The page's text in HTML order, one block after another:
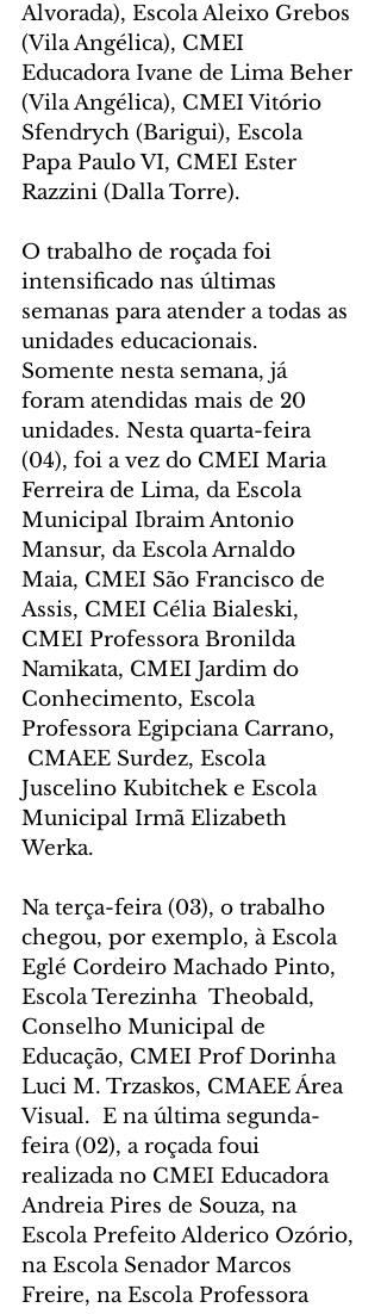
Alvorada), Escola Aleixo Grebos
(Vila Angélica), CMEI
Educadora Ivane de Lima Beher
(Vila Angélica), CMEI Vitório
Sfendrych (Barigui), Escola
Papa Paulo VI, CMEI Ester
Razzini (Dalla Torre).
O trabalho de roçada foi
intensificado nas últimas
semanas para atender a todas as
unidades educacionais.
Somente nesta semana, já
foram atendidas mais de 20
unidades. Nesta quarta-feira
(04), foi a vez do CMEI Maria
Ferreira de Lima, da Escola
Municipal Ibraim Antonio
Mansur, da Escola Arnaldo
Maia, CMEI São Francisco de
Assis, CMEI Célia Bialeski,
CMEI Professora Bronilda
Namikata, CMEI Jardim do
Conhecimento, Escola
Professora Egipciana Carrano,
CMAEE Surdez, Escola
Juscelino Kubitchek e Escola
Municipal Irmã Elizabeth
Werka.
Na terça-feira (03), o trabalho
chegou, por exemplo, à Escola
Eglé Cordeiro Machado Pinto,
Escola Terezinha  Theobald,
Conselho Municipal de
Educação, CMEI Prof Dorinha
Luci M. Trzaskos, CMAEE Área
Visual.  E na última segunda-
feira (02), a roçada foui
realizada no CMEI Educadora
Andreia Pires de Souza, na
Escola Prefeito Alderico Ozório,
na Escola Senador Marcos
Freire, na Escola Professora